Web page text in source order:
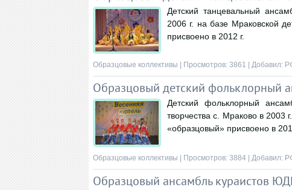
Детский танцевальный
2006 г. на базе Мраковской
присвоено в 2012 г.
Образцовые коллективы | Просмотров: 3861 | Добавил:
Образцовый детский фольклорный
Детский фольклорный
творчества с. Мраково в 2003
«образцовый» присвоено в
Образцовые коллективы | Просмотров: 3884 | Добавил:
Образцовый ансамбль кураистов